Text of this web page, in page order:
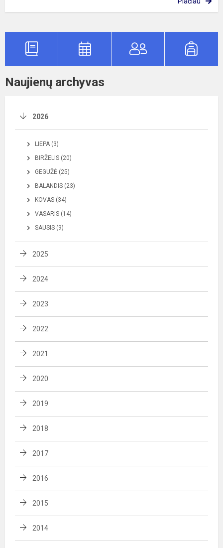
Naujienų archyvas
2026
LIEPA (3)
BIRŽELIS (20)
GEGUŽĖ (25)
BALANDIS (23)
KOVAS (34)
VASARIS (14)
SAUSIS (9)
2025
2024
2023
2022
2021
2020
2019
2018
2017
2016
2015
2014